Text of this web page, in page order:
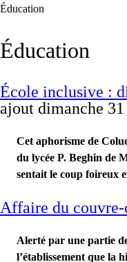
Éducation
Éducation
École inclusive :
ajout dimanche
Cet aphorisme de
du lycée P. Beghin de
sentait le coup foireux
Affaire du couvre-
Alerté par une partie
l’établissement que la